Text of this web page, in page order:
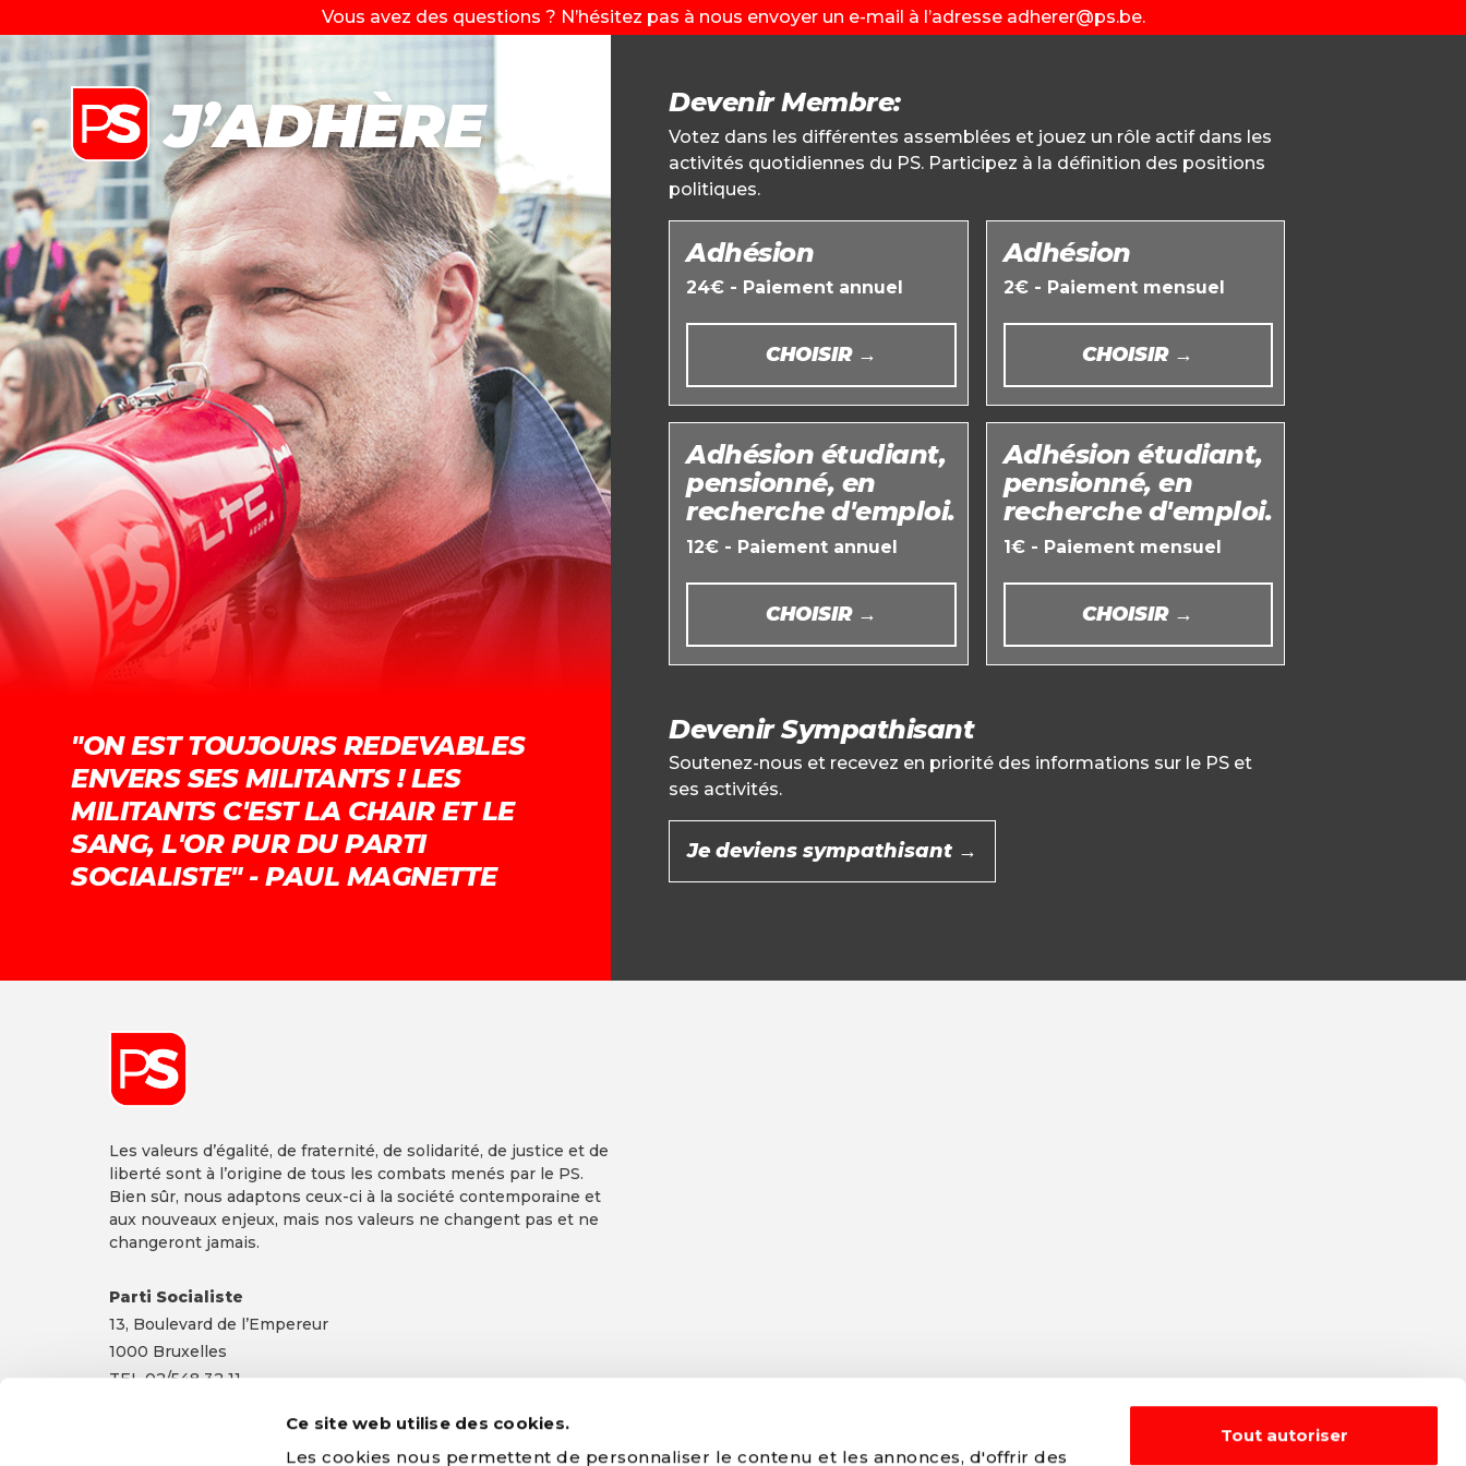
Ce site web utilise des cookies.
Les cookies nous permettent de personnaliser le contenu et les annonces, d'offrir des
Tout autoriser
Vous avez des questions ? N’hésitez pas à nous envoyer un e-mail à l’adresse adherer@ps.be.
J’ADHÈRE
"ON EST TOUJOURS REDEVABLES
ENVERS SES MILITANTS ! LES
MILITANTS C'EST LA CHAIR ET LE
SANG, L'OR PUR DU PARTI
SOCIALISTE" - PAUL MAGNETTE
Devenir Membre:
Votez dans les différentes assemblées et jouez un rôle actif dans les
activités quotidiennes du PS. Participez à la définition des positions
politiques.
Adhésion
24€ - Paiement annuel
CHOISIR →
Adhésion
2€ - Paiement mensuel
CHOISIR →
Adhésion étudiant,
pensionné, en
recherche d'emploi.
12€ - Paiement annuel
CHOISIR →
Adhésion étudiant,
pensionné, en
recherche d'emploi.
1€ - Paiement mensuel
CHOISIR →
Devenir Sympathisant
Soutenez-nous et recevez en priorité des informations sur le PS et
ses activités.
Je deviens sympathisant →
Les valeurs d’égalité, de fraternité, de solidarité, de justice et de
liberté sont à l’origine de tous les combats menés par le PS.
Bien sûr, nous adaptons ceux-ci à la société contemporaine et
aux nouveaux enjeux, mais nos valeurs ne changent pas et ne
changeront jamais.
Parti Socialiste
13, Boulevard de l’Empereur
1000 Bruxelles
TEL 02/548 32 11